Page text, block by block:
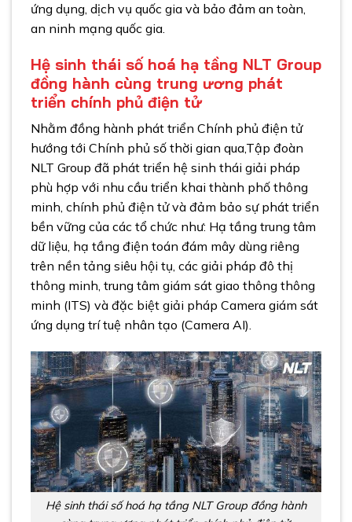
ứng dụng, dịch vụ quốc gia và bảo đảm an toàn,
an ninh mạng quốc gia.
Hệ sinh thái số hoá hạ tầng NLT Group
đồng hành cùng trung ương phát
triển chính phủ điện tử
Nhằm đồng hành phát triển Chính phủ điện tử
hướng tới Chính phủ số thời gian qua,Tập đoàn
NLT Group đã phát triển hệ sinh thái giải pháp
phù hợp với nhu cầu triển khai thành phố thông
minh, chính phủ điện tử và đảm bảo sự phát triển
bền vững của các tổ chức như: Hạ tầng trung tâm
dữ liệu, hạ tầng điện toán đám mây dùng riêng
trên nền tảng siêu hội tụ, các giải pháp đô thị
thông minh, trung tâm giám sát giao thông thông
minh (ITS) và đặc biệt giải pháp Camera giám sát
ứng dụng trí tuệ nhân tạo (Camera AI).
Hệ sinh thái số hoá hạ tầng NLT Group đồng hành